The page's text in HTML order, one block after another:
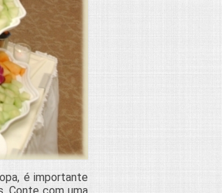
é importante
Conte com uma